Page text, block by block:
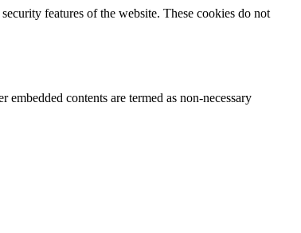
features of the website. These cookies do not
contents are termed as non-necessary